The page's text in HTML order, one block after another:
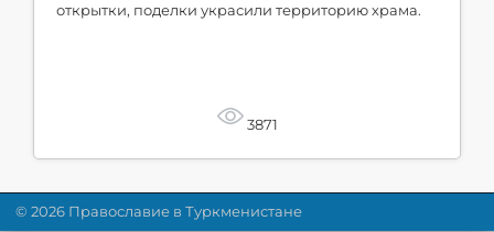
открытки, поделки украсили территорию храма.
3871
© 2026 Православие в Туркменистане